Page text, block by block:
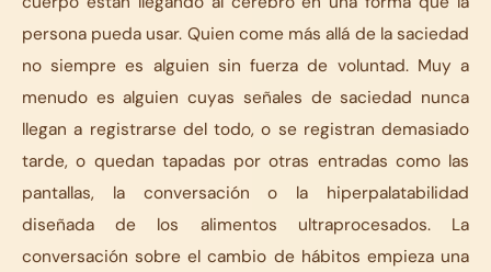
persona pueda usar. Quien come más allá de la saciedad
no siempre es alguien sin fuerza de voluntad. Muy a
menudo es alguien cuyas señales de saciedad nunca
llegan a registrarse del todo, o se registran demasiado
tarde, o quedan tapadas por otras entradas como las
pantallas, la conversación o la hiperpalatabilidad
diseñada de los alimentos ultraprocesados. La
conversación sobre el cambio de hábitos empieza una